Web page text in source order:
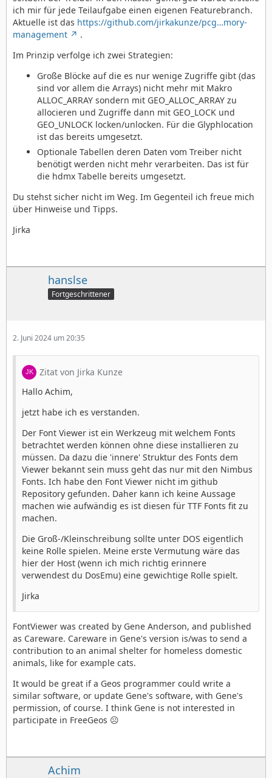
ich mir für jede Teilaufgabe einen eigenen Featurebranch.
Aktuelle ist das https://github.com/jirkakunze/pcg…mory-
management
.
Im Prinzip verfolge ich zwei Strategien:
Große Blöcke auf die es nur wenige Zugriffe gibt (das
sind vor allem die Arrays) nicht mehr mit Makro
ALLOC_ARRAY sondern mit GEO_ALLOC_ARRAY zu
allocieren und Zugriffe dann mit GEO_LOCK und
GEO_UNLOCK locken/unlocken. Für die Glyphlocation
ist das bereits umgesetzt.
Optionale Tabellen deren Daten vom Treiber nicht
benötigt werden nicht mehr verarbeiten. Das ist für
die hdmx Tabelle bereits umgesetzt.
Du stehst sicher nicht im Weg. Im Gegenteil ich freue mich
über Hinweise und Tipps.
Jirka
hanslse
Fortgeschrittener
2. Juni 2024 um 20:35
Zitat von Jirka Kunze
Hallo Achim,
jetzt habe ich es verstanden.
Der Font Viewer ist ein Werkzeug mit welchem Fonts
betrachtet werden können ohne diese installieren zu
müssen. Da dazu die 'innere' Struktur des Fonts dem
Viewer bekannt sein muss geht das nur mit den Nimbus
Fonts. Ich habe den Font Viewer nicht im github
Repository gefunden. Daher kann ich keine Aussage
machen wie aufwändig es ist diesen für TTF Fonts fit zu
machen.
Die Groß-/Kleinschreibung sollte unter DOS eigentlich
keine Rolle spielen. Meine erste Vermutung wäre das
hier der Host (wenn ich mich richtig erinnere
verwendest du DosEmu) eine gewichtige Rolle spielt.
Jirka
FontViewer was created by Gene Anderson, and published
as Careware. Careware in Gene's version is/was to send a
contribution to an animal shelter for homeless domestic
animals, like for example cats.
It would be great if a Geos programmer could write a
similar software, or update Gene's software, with Gene's
permission, of course. I think Gene is not interested in
participate in FreeGeos ☹️
Achim